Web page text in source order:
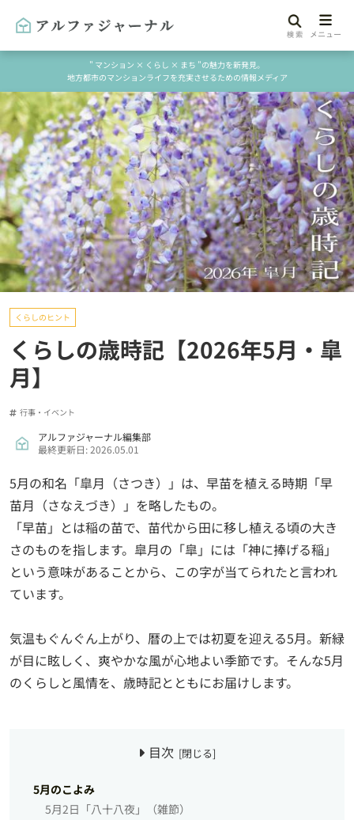
" マンション × くらし × まち "の魅力を新発見。
地方都市のマンションライフを充実させるための情報メディア
くらしのヒント
くらしの歳時記【2026年5月・皐
月】
行事・イベント
アルファジャーナル編集部
最終更新日: 2026.05.01
5月の和名「皐月（さつき）」は、早苗を植える時期「早
苗月（さなえづき）」を略したもの。
「早苗」とは稲の苗で、苗代から田に移し植える頃の大き
さのものを指します。皐月の「皐」には「神に捧げる稲」
という意味があることから、この字が当てられたと言われ
ています。
気温もぐんぐん上がり、暦の上では初夏を迎える5月。新緑
が目に眩しく、爽やかな風が心地よい季節です。そんな5月
のくらしと風情を、歳時記とともにお届けします。
目次
5月のこよみ
5月2日「八十八夜」（雑節）